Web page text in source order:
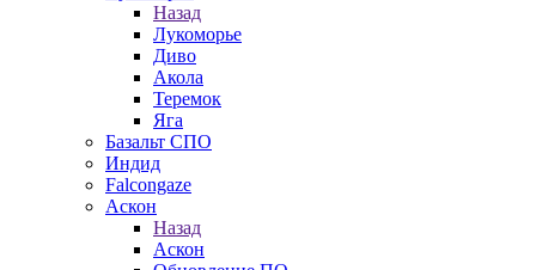
Назад
Лукоморье
Диво
Акола
Теремок
Яга
Базальт СПО
Индид
Falcongaze
Аскон
Назад
Аскон